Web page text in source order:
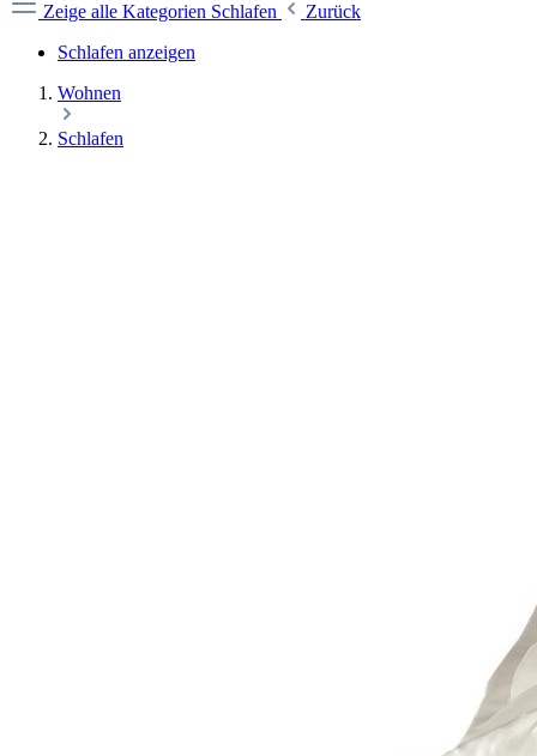
Zeige alle Kategorien Schlafen
Zurück
Schlafen anzeigen
Wohnen
Schlafen